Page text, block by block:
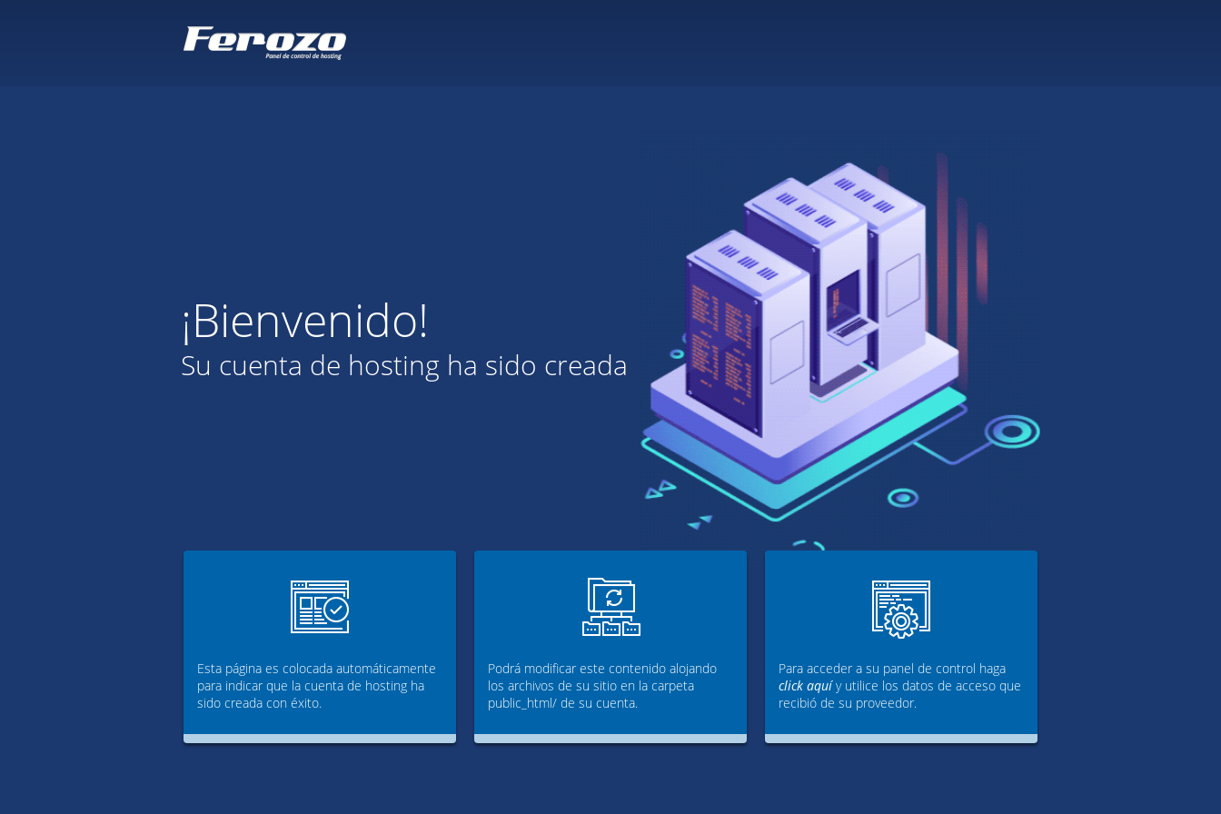
¡Bienvenido!
Su cuenta de hosting ha sido creada
Esta página es colocada automáticamente
para indicar que la cuenta de hosting ha
sido creada con éxito.
Podrá modificar este contenido alojando
los archivos de su sitio en la carpeta
public_html/ de su cuenta.
Para acceder a su panel de control haga
click aquíy utilice los datos de acceso que
recibió de su proveedor.